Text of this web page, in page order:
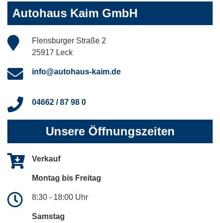
Autohaus Kaim GmbH
Flensburger Straße 2
25917 Leck
info@autohaus-kaim.de
04662 / 87 98 0
Unsere Öffnungszeiten
Verkauf
Montag bis Freitag
8:30 - 18:00 Uhr
Samstag